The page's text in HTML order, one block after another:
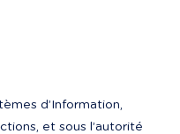
d’Information,
et sous l’autorité